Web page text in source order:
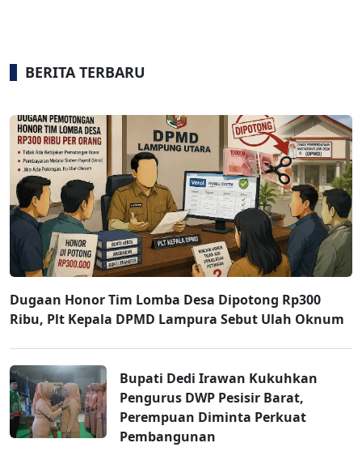
BERITA TERBARU
Dugaan Honor Tim Lomba Desa Dipotong Rp300
Ribu, Plt Kepala DPMD Lampura Sebut Ulah Oknum
Bupati Dedi Irawan Kukuhkan
Pengurus DWP Pesisir Barat,
Perempuan Diminta Perkuat
Pembangunan